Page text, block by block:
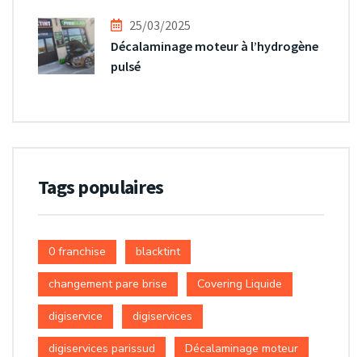
25/03/2025
Décalaminage moteur à l’hydrogène
pulsé
Tags populaires
0 franchise blacktint
changement pare brise Covering Liquide
digiservice digiservices
digiservices parissud Décalaminage moteur